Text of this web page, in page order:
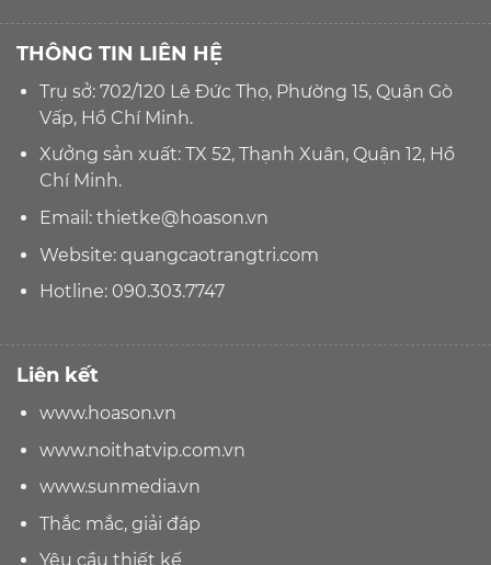
THÔNG TIN LIÊN HỆ
Trụ sở: 702/120 Lê Đức Thọ, Phường 15, Quận Gò
Vấp, Hồ Chí Minh.
Xưởng sản xuất: TX 52, Thạnh Xuân, Quận 12, Hồ
Chí Minh.
Email: thietke@hoason.vn
Website:quangcaotrangtri.com
Hotline: 090.303.7747
Liên kết
www.hoason.vn
www.noithatvip.com.vn
www.sunmedia.vn
Thắc mắc, giải đáp
Yêu cầu thiết kế